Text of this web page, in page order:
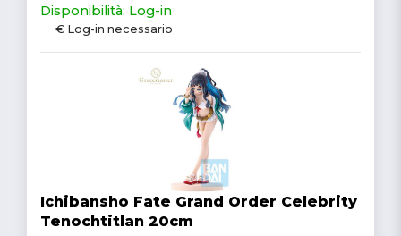
Disponibilità: Log-in
€ Log-in necessario
Ichibansho Fate Grand Order Celebrity
Tenochtitlan 20cm